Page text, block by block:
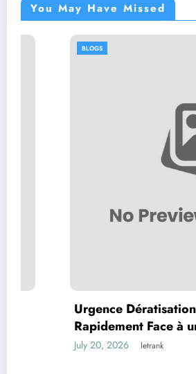
You May Have Missed
Urgence Dératisation Paris
Rapidement Face à une
Rongeurs
July 20, 2026 letrank